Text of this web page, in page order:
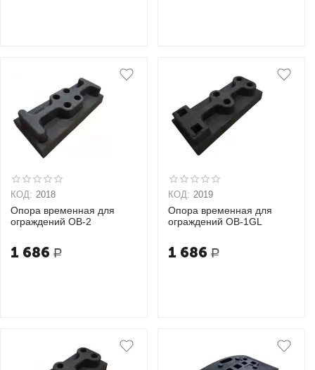
КОД: 2018
Опора временная для
ограждений ОВ-2
1 686 Р
КОД: 2019
Опора временная для
ограждений ОВ-1GL
1 686 Р